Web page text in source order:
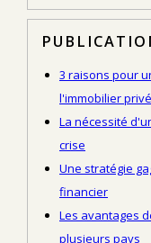
3 raisons pour
l'immobilier privé
La nécessité
crise
Une stratégie
financier
Les avantages
plusieurs pays